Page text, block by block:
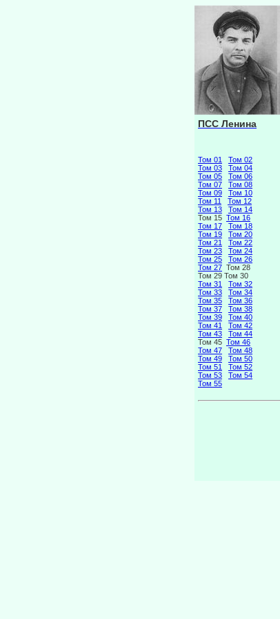
ПСС Ленина
Том 01
Том 02
Том 03
Том 04
Том 05
Том 06
Том 07
Том 08
Том 09
Том 10
Том 11
Том 12
Том 13
Том 14
Том 15 Том 16
Том 17
Том 18
Том 19
Том 20
Том 21
Том 22
Том 23
Том 24
Том 25
Том 26
Том 27 Том 28
Том 29 Том 30
Том 31
Том 32
Том 33
Том 34
Том 35
Том 36
Том 37
Том 38
Том 39
Том 40
Том 41
Том 42
Том 43
Том 44
Том 45 Том 46
Том 47
Том 48
Том 49
Том 50
Том 51
Том 52
Том 53
Том 54
Том 55